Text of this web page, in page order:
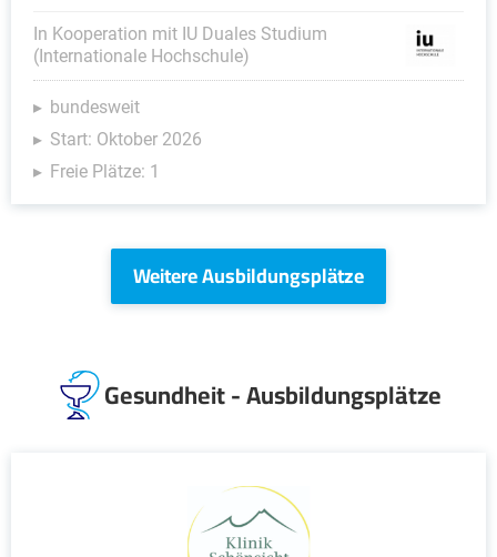
In Kooperation mit IU Duales Studium
(Internationale Hochschule)
bundesweit
Start: Oktober 2026
Freie Plätze: 1
Weitere Ausbildungsplätze
Gesundheit - Ausbildungsplätze